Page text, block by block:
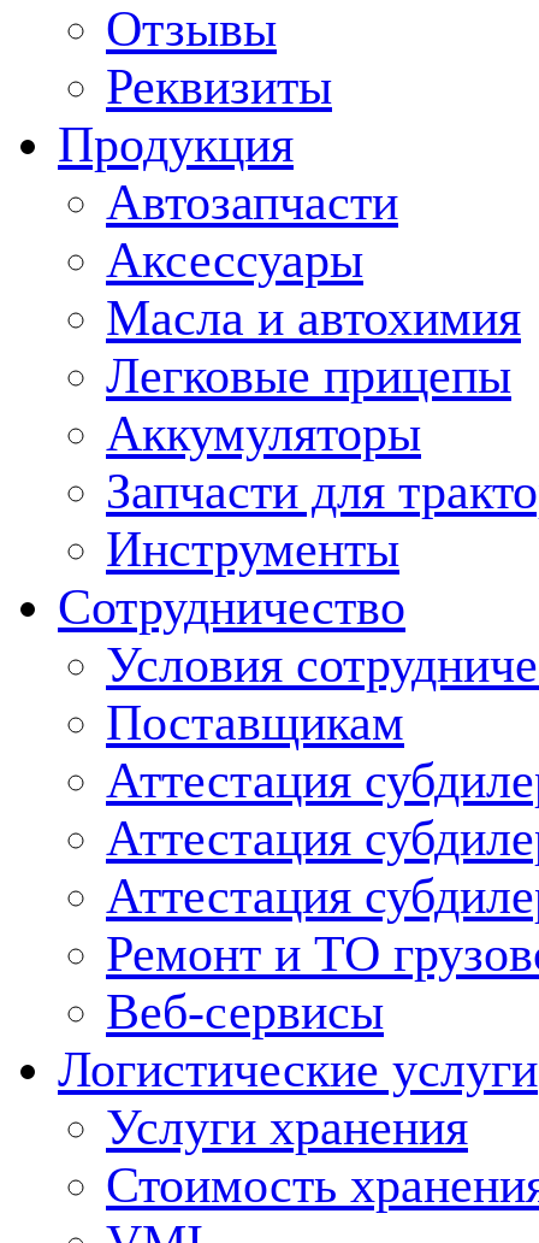
Отзывы
Реквизиты
Продукция
Автозапчасти
Аксессуары
Масла и автохимия
Легковые прицепы
Аккумуляторы
Запчасти для
Инструменты
Сотрудничество
Условия
Поставщикам
Аттестация
Аттестация
Аттестация
Ремонт и ТО
Веб-сервисы
Логистические услуги
Услуги хранения
Стоимость